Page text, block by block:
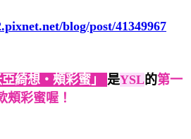
blog/post/41349967
亞綺想‧頰彩蜜」 是YSL的第一
頰彩蜜喔！